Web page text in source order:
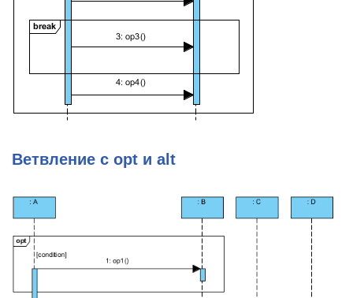
Ветвление с opt и alt